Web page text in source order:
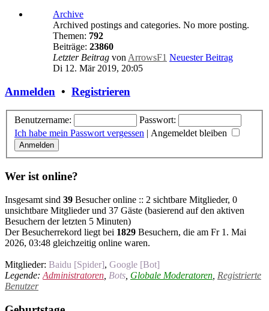
Archive
Archived postings and categories. No more posting.
Themen: 792
Beiträge: 23860
Letzter Beitrag vonArrowsF1 Neuester Beitrag
Di 12. Mär 2019, 20:05
Anmelden • Registrieren
Benutzername:
Passwort:
Ich habe mein Passwort vergessen
Angemeldet bleiben
Wer ist online?
Insgesamt sind 39 Besucher online :: 2 sichtbare Mitglieder, 0
unsichtbare Mitglieder und 37 Gäste (basierend auf den aktiven
Besuchern der letzten 5 Minuten)
Der Besucherrekord liegt bei 1829 Besuchern, die am Fr 1. Mai
2026, 03:48 gleichzeitig online waren.
Mitglieder: Baidu [Spider], Google [Bot]
Legende: Administratoren Bots Globale Moderatoren Registrierte
Benutzer